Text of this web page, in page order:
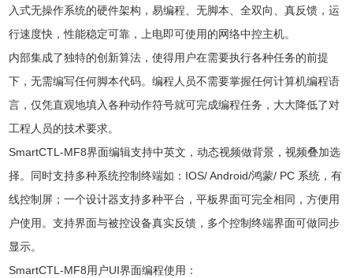
入式无操作系统的硬件架构，易编程、无脚本、全双向、真反馈，运
行速度快，性能稳定可靠，上电即可使用的网络中控主机。
内部集成了独特的创新算法，使得用户在需要执行各种任务的前提
下，无需编写任何脚本代码。编程人员不需要掌握任何计算机编程语
言，仅凭直观地填入各种动作符号就可完成编程任务，大大降低了对
工程人员的技术要求。
SmartCTL-MF8界面编辑支持中英文，动态视频做背景，视频叠加选
择。同时支持多种系统控制终端如：IOS/ Android/鸿蒙/ PC 系统，有
线控制屏；一个设计器支持多种平台，平板界面可完全相同，方便用
户使用。支持界面与被控设备真实反馈，多个控制终端界面可做同步
显示。
SmartCTL-MF8用户UI界面编程使用：